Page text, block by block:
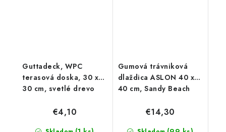
Guttadeck, WPC
terasová doska, 30 x
30 cm, svetlé drevo
€4,10
Gumová trávniková
dlaždica ASLON 40 x
40 cm, Sandy Beach
€14,30